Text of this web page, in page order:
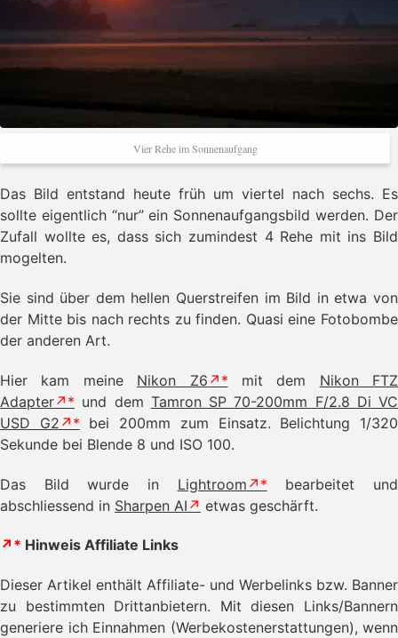
Vier Rehe im Sonnenaufgang
Das Bild entstand heute früh um viertel nach sechs. Es
sollte eigentlich “nur” ein Sonnenaufgangsbild werden. Der
Zufall wollte es, dass sich zumindest 4 Rehe mit ins Bild
mogelten.
Sie sind über dem hellen Querstreifen im Bild in etwa von
der Mitte bis nach rechts zu finden. Quasi eine Fotobombe
der anderen Art.
Hier kam meine Nikon Z6 mit dem Nikon FTZ
Adapter
und dem Tamron SP 70-200mm F/2.8 Di VC
USD G2
bei 200mm zum Einsatz. Belichtung 1/320
Sekunde bei Blende 8 und ISO 100.
Das Bild wurde in Lightroom
bearbeitet und
abschliessend in Sharpen AI etwas geschärft.
↗* Hinweis Affiliate Links
Dieser Artikel enthält Affiliate- und Werbelinks bzw. Banner
zu bestimmten Drittanbietern. Mit diesen Links/Bannern
generiere ich Einnahmen (Werbekostenerstattungen), wenn